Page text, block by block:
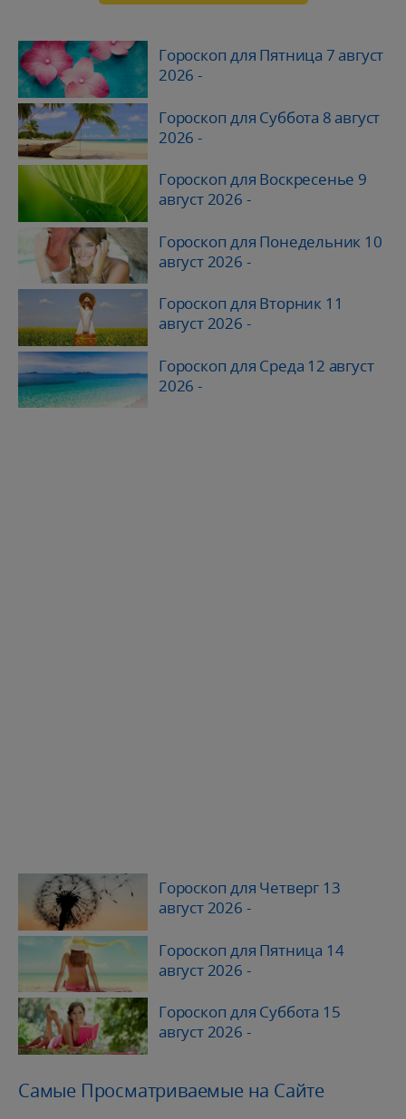
Гороскоп для Пятница 7 август
2026 -
Гороскоп для Суббота 8 август
2026 -
Гороскоп для Воскресенье 9
август 2026 -
Гороскоп для Понедельник 10
август 2026 -
Гороскоп для Вторник 11
август 2026 -
Гороскоп для Среда 12 август
2026 -
Гороскоп для Четверг 13
август 2026 -
Гороскоп для Пятница 14
август 2026 -
Гороскоп для Суббота 15
август 2026 -
Самые Просматриваемые на Сайте